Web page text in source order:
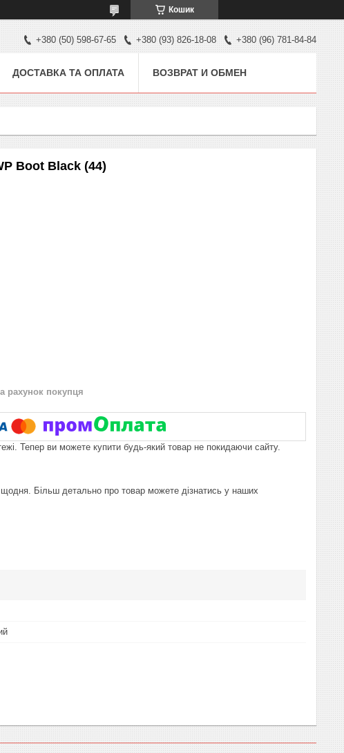
Кошик
+380 (50) 598-67-65 +380 (93) 826-18-08 +380 (96) 781-84-84
ДОСТАВКА ТА ОПЛАТА ВОЗВРАТ И ОБМЕН
Boot Black (44)
рахунок покупця
Тепер ви можете купити будь-який товар не покидаючи сайту.
Більш детально про товар можете дізнатись у наших